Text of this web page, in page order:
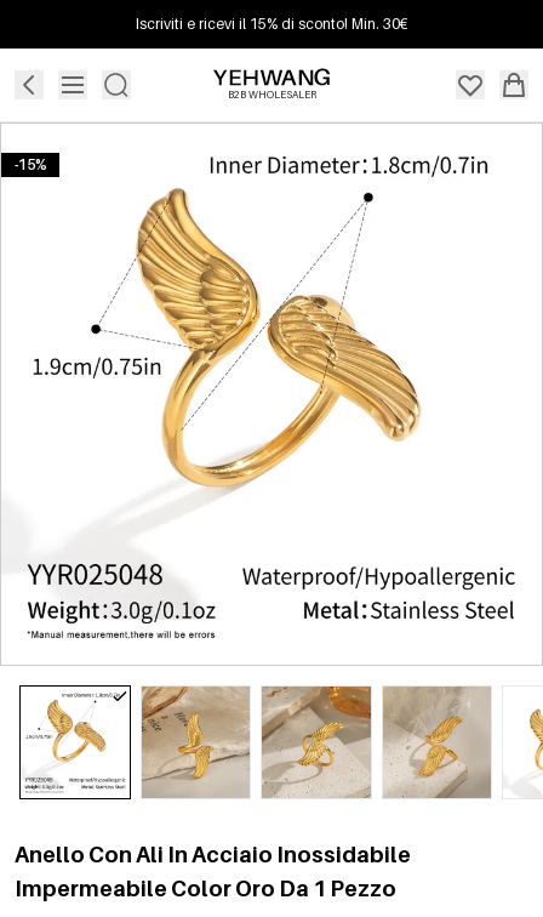
Iscriviti e ricevi il 15% di sconto! Min. 30€
B2B WHOLESALER
-15%
Anello Con Ali In Acciaio Inossidabile
Impermeabile Color Oro Da 1 Pezzo